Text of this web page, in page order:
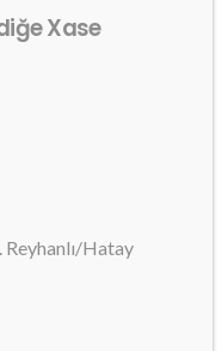
Xase
Reyhanlı/Hatay